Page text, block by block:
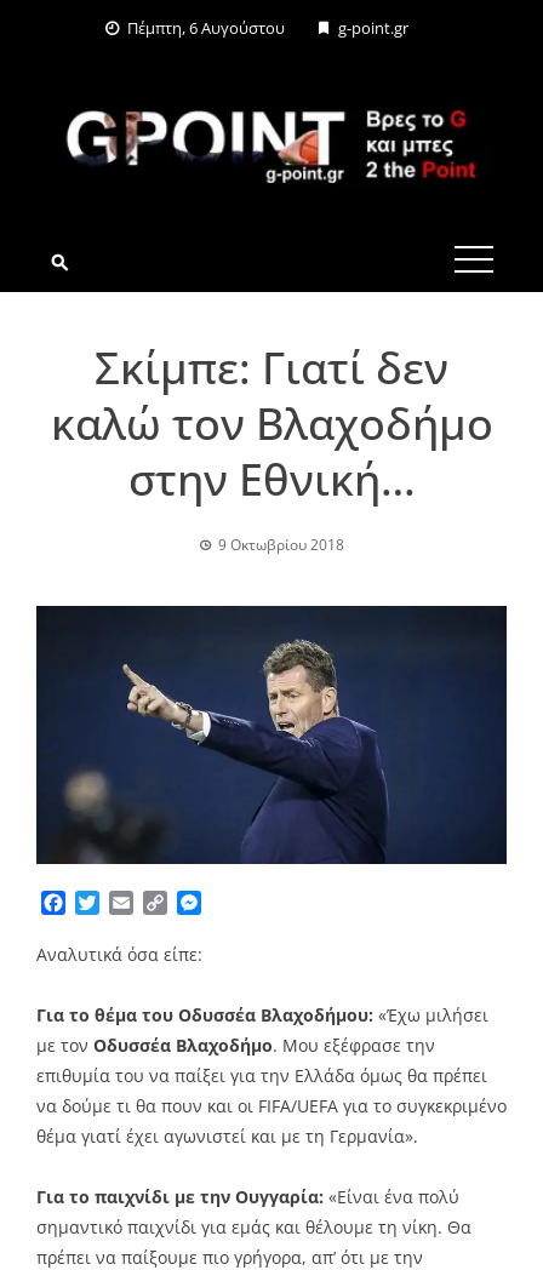
Πέμπτη, 6 Αυγούστου g-point.gr
G-POINT.GR
Σκίμπε: Γιατί δεν
καλώ τον Βλαχοδήμο
στην Εθνική…
9 Οκτωβρίου 2018
Facebook
TwitterEmailCopy
Aναλυτικά όσα είπε:
Για το θέμα του Οδυσσέα Βλαχοδήμου: «Έχω μιλήσει
με τον Οδυσσέα Βλαχοδήμο. Μου εξέφρασε την
επιθυμία του να παίξει για την Ελλάδα όμως θα πρέπει
να δούμε τι θα πουν και οι FIFA/UEFA για το συγκεκριμένο
θέμα γιατί έχει αγωνιστεί και με τη Γερμανία».
Για το παιχνίδι με την Ουγγαρία: «Είναι ένα πολύ
σημαντικό παιχνίδι για εμάς και θέλουμε τη νίκη. Θα
πρέπει να παίξουμε πιο γρήγορα, απ’ ότι με την